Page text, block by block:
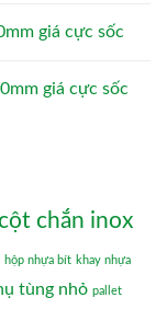
giá cực sốc
giá cực sốc
chắn inox
hộp nhựa bít khay nhựa
tùng nhỏ pallet